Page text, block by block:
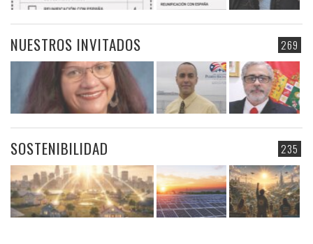
269
NUESTROS INVITADOS
235
SOSTENIBILIDAD